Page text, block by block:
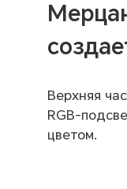
Верхняя
RGB-
цветом.